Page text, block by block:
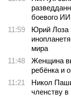
Земля уже не раз
нрав – когда
Земля уже не раз